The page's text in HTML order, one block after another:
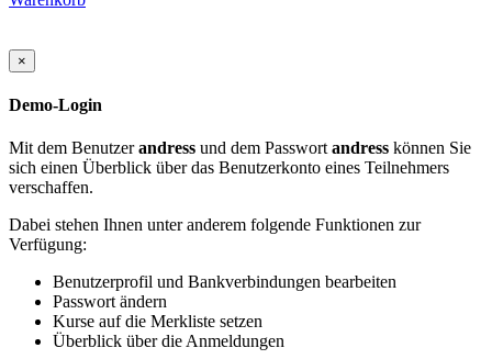
×
Demo-Login
Mit dem Benutzerandress und dem Passwort andress können Sie
sich einen Überblick über das Benutzerkonto eines Teilnehmers
verschaffen.
Dabei stehen Ihnen unter anderem folgende Funktionen zur
Verfügung:
Benutzerprofil und Bankverbindungen bearbeiten
Passwort ändern
Kurse auf die Merkliste setzen
Überblick über die Anmeldungen